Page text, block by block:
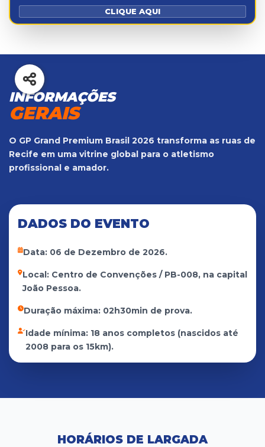
CLIQUE AQUI
INFORMAÇÕES
GERAIS
O GP Grand Premium Brasil 2026 transforma as ruas de
Recife em uma vitrine global para o atletismo
profissional e amador.
DADOS DO EVENTO
Data: 06 de Dezembro de 2026.
Local: Centro de Convenções / PB-008, na capital
João Pessoa.
Duração máxima: 02h30min de prova.
Idade mínima: 18 anos completos (nascidos até
2008 para os 15km).
HORÁRIOS DE LARGADA